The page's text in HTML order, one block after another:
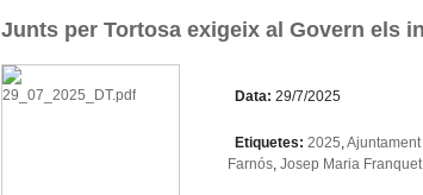
Junts per Tortosa exigeix al Govern els
Data: 29/7/2025
Etiquetes: 2025,
Farnós, Josep Maria